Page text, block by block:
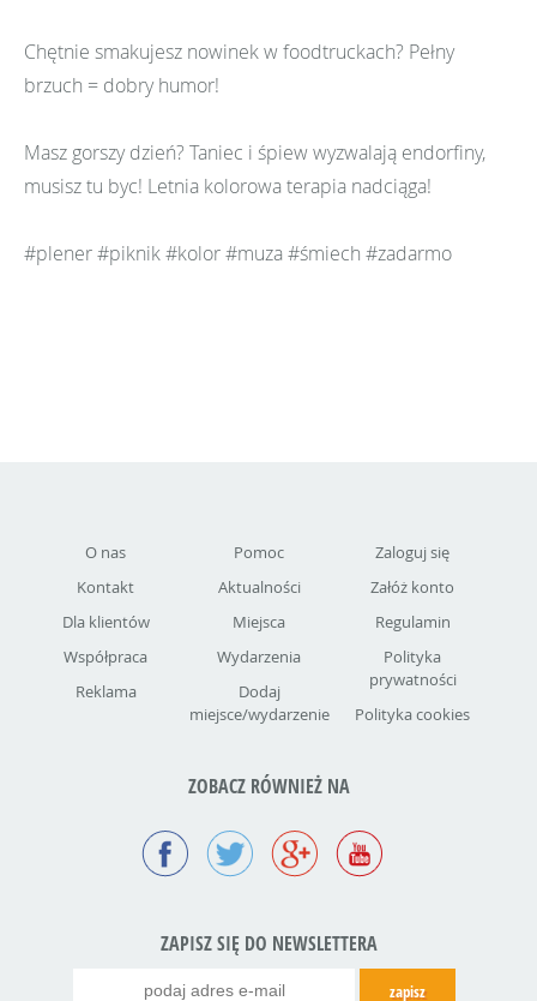
Chętnie smakujesz nowinek w foodtruckach? Pełny
brzuch = dobry humor!
Masz gorszy dzień? Taniec i śpiew wyzwalają endorfiny,
musisz tu byc! Letnia kolorowa terapia nadciąga!
#plener #piknik #kolor #muza #śmiech #zadarmo
O nas
Kontakt
Dla klientów
Współpraca
Reklama
Pomoc
Aktualności
Miejsca
Wydarzenia
Dodaj
miejsce/wydarzenie
Zaloguj się
Załóż konto
Regulamin
Polityka
prywatności
Polityka cookies
ZOBACZ RÓWNIEŻ NA
ZAPISZ SIĘ DO NEWSLETTERA